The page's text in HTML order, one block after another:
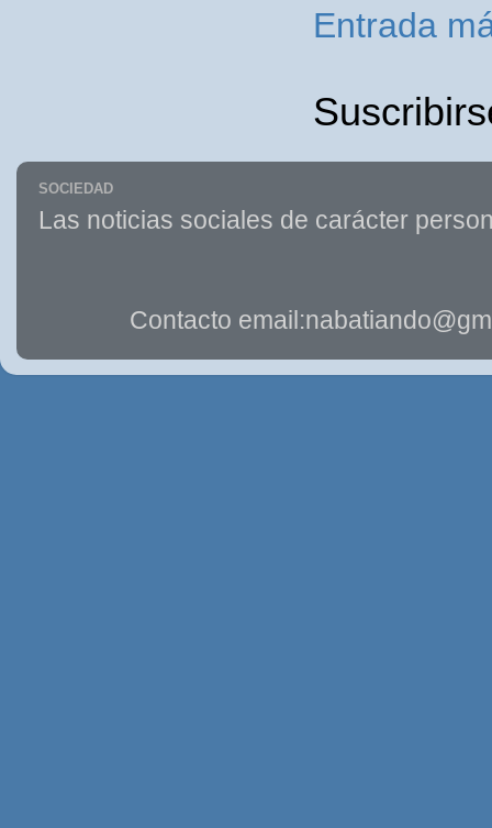
Entrada
SOCIEDAD
Las noticias sociales de carácter
Contacto